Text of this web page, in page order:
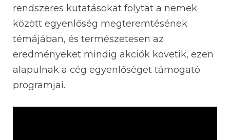
rendszeres kutatásokat folytat a nemek
között egyenlőség megteremtésének
témájában, és természetesen az
eredményeket mindig akciók követik, ezen
alapulnak a cég egyenlőséget támogató
programjai.